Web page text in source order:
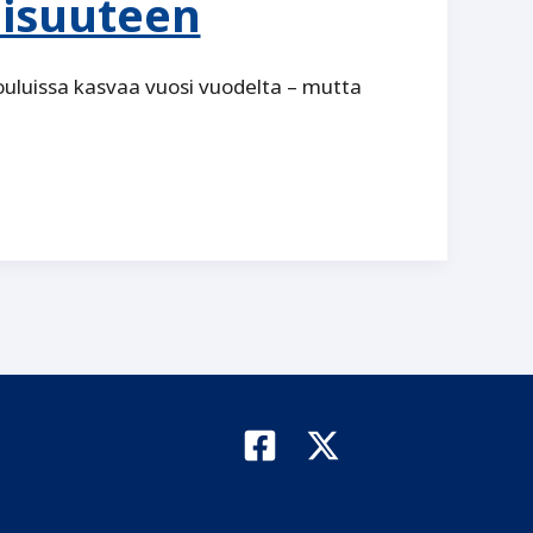
kasvaa vuosi vuodelta – mutta